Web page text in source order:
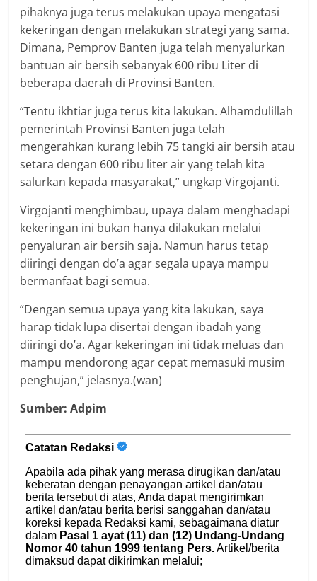
pihaknya juga terus melakukan upaya mengatasi
kekeringan dengan melakukan strategi yang sama.
Dimana, Pemprov Banten juga telah menyalurkan
bantuan air bersih sebanyak 600 ribu Liter di
beberapa daerah di Provinsi Banten.
“Tentu ikhtiar juga terus kita lakukan. Alhamdulillah
pemerintah Provinsi Banten juga telah
mengerahkan kurang lebih 75 tangki air bersih atau
setara dengan 600 ribu liter air yang telah kita
salurkan kepada masyarakat,” ungkap Virgojanti.
Virgojanti menghimbau, upaya dalam menghadapi
kekeringan ini bukan hanya dilakukan melalui
penyaluran air bersih saja. Namun harus tetap
diiringi dengan do’a agar segala upaya mampu
bermanfaat bagi semua.
“Dengan semua upaya yang kita lakukan, saya
harap tidak lupa disertai dengan ibadah yang
diiringi do’a. Agar kekeringan ini tidak meluas dan
mampu mendorong agar cepat memasuki musim
penghujan,” jelasnya.(wan)
Sumber: Adpim